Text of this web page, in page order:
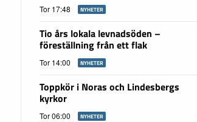
Tor 17:48 NYHETER
Tio års lokala levnadsöden –
föreställning från ett flak
Tor 14:00 NYHETER
Toppkör i Noras och Lindesbergs
kyrkor
Tor 06:00 NYHETER